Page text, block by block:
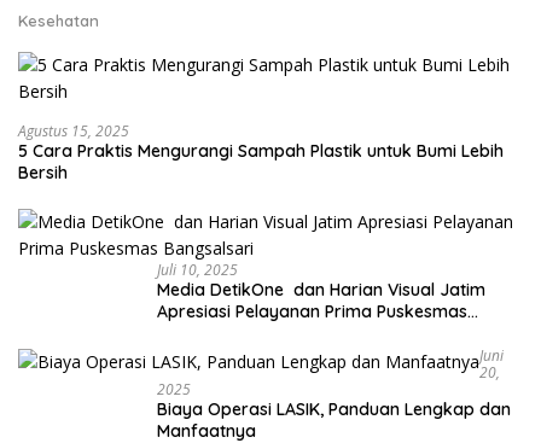
Kesehatan
Agustus 15, 2025
5 Cara Praktis Mengurangi Sampah Plastik untuk Bumi Lebih
Bersih
Juli 10, 2025
Media DetikOne dan Harian Visual Jatim
Apresiasi Pelayanan Prima Puskesmas
Juni
20,
2025
Biaya Operasi LASIK, Panduan Lengkap dan
Manfaatnya